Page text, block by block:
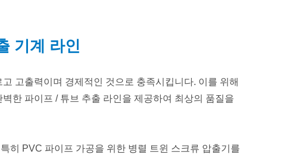
기계 라인
고출력이며 경제적인 것으로 충족시킵니다. 이를 위해
한 파이프 / 튜브 추출 라인을 제공하여 최상의 품질을
히 PVC 파이프 가공을 위한 병렬 트윈 스크류 압출기를